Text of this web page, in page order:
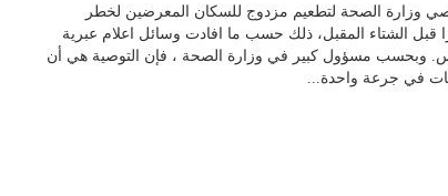
وزارة الصحة لتطعيم مزدوج للسكان المعرضين لخطر
قبل الشتاء المقبل، ذلك حسب ما افادت وسائل اعلام عبرية
وبحسب مسؤول كبير في وزارة الصحة ، فإن التوصية هي أن
في جرعة واحدة...